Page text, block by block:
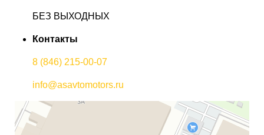
БЕЗ ВЫХОДНЫХ
Контакты
8 (846) 215-00-07
info@asavtomotors.ru
Чанган АсАвто
Автосалон в Самаре
Автосервис, автотехцентр в Самаре